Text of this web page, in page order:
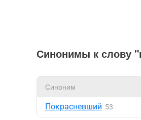
Синонимы к слову
Синоним
Покрасневший 53